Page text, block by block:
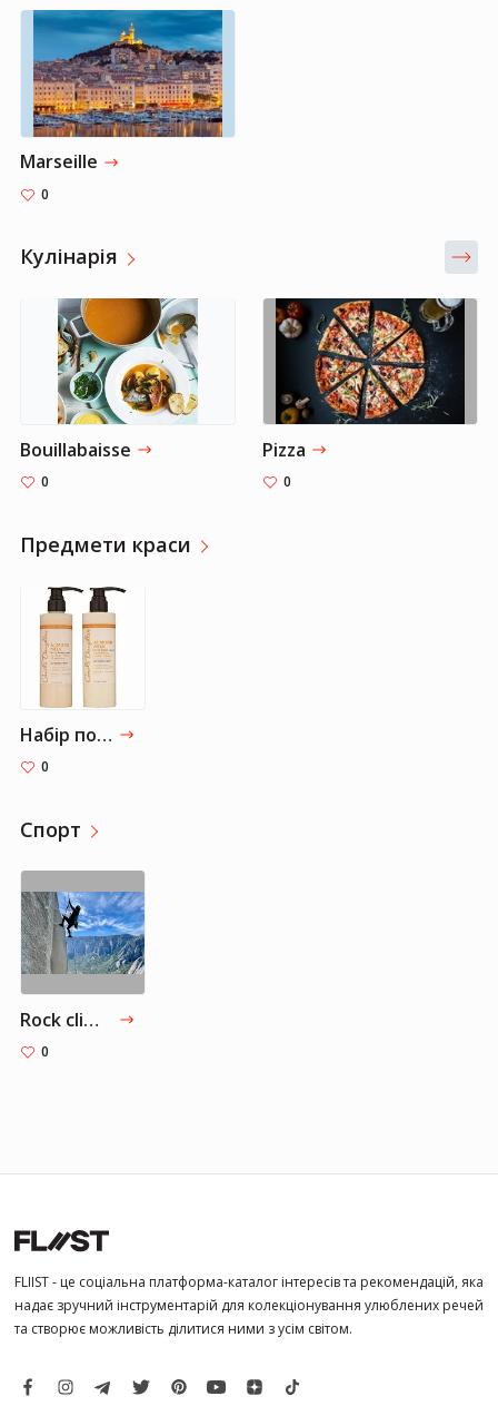
Marseille
0
Кулінарія
Bouillabaisse
0
Pizza
0
Предмети краси
Набір по догляду за волоссям Carols Daughter Almond Milk Hair Care
0
Спорт
Rock climbing
0
FLIIST - це соціальна платформа-каталог інтересів та рекомендацій, яка
надає зручний інструментарій для колекціонування улюблених речей
та створює можливість ділитися ними з усім світом.